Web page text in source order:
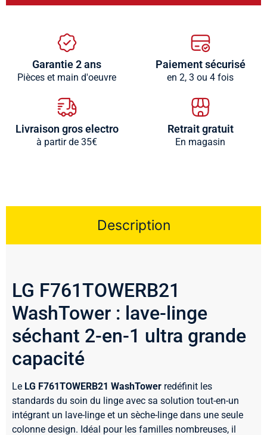
Garantie 2 ans
Pièces et main d'oeuvre
Paiement sécurisé
en 2, 3 ou 4 fois
Livraison gros electro
à partir de 35€
Retrait gratuit
En magasin
Description
LG F761TOWERB21
WashTower : lave-linge
séchant 2-en-1 ultra grande
capacité
Le LG F761TOWERB21 WashTower redéfinit les
standards du soin du linge avec sa solution tout-en-un
intégrant un lave-linge et un sèche-linge dans une seule
colonne design. Idéal pour les familles nombreuses, il